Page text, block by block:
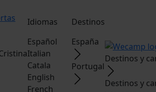
Idiomas
Español
Italian
Catala
English
French
Destinos
España
Portugal
Destinos y
Destinos y